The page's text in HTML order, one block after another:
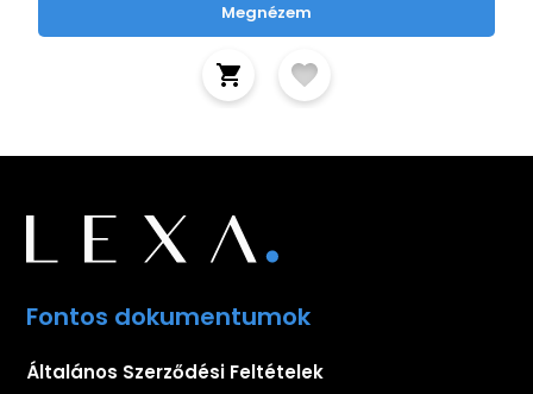
Megnézem
Fontos dokumentumok
Általános Szerződési Feltételek